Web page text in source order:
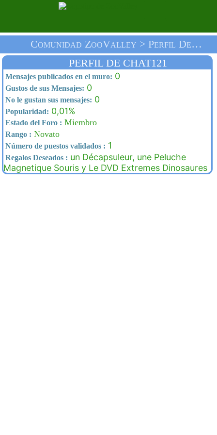
Comunidad ZooValley > Perfil De Chat121 > Inicio
PERFIL DE CHAT121
Mensajes publicados en el muro: 0
Gustos de sus Mensajes: 0
No le gustan sus mensajes: 0
Popularidad: 0,01%
Estado del Foro : Miembro
Rango : Novato
Número de puestos validados : 1
Regalos Deseados : un Décapsuleur, une Peluche
Magnetique Souris y Le DVD Extremes Dinosaures